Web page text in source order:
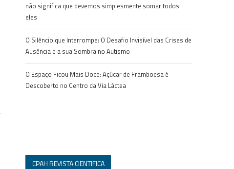
não significa que devemos simplesmente somar todos
eles
O Silêncio que Interrompe: O Desafio Invisível das Crises de
Ausência e a sua Sombra no Autismo
O Espaço Ficou Mais Doce: Açúcar de Framboesa é
Descoberto no Centro da Via Láctea
CPAH REVISTA CIENTIFICA